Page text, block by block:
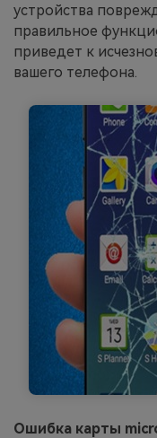
устройства
правильное
приведет к
вашего телефона.
Ошибка карты